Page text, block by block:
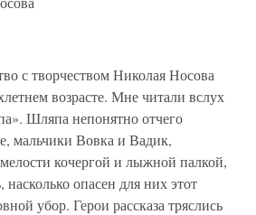
с творчеством Николая Носова
возрасте. Мне читали вслух
Шляпа непонятно отчего
мальчики Вовка и Вадик,
кочергой и лыжной палкой,
опасен для них этот
убор. Герои рассказа тряслись